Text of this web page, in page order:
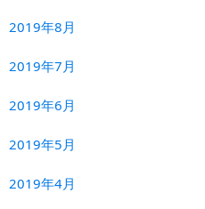
2019年8月
2019年7月
2019年6月
2019年5月
2019年4月